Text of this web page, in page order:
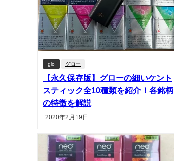
glo グロー
【永久保存版】グローの細いケント
スティック全10種類を紹介！各銘柄
の特徴を解説
2020年2月19日